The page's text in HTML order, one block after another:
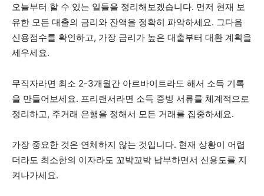
오늘부터 할 수 있는 일들을 정리해보겠습니다. 먼저 현재 보
유한 모든 대출의 금리와 잔액을 정확히 파악하세요. 그다음
신용점수를 확인하고, 가장 금리가 높은 대출부터 대환 계획을
세우세요.
무직자라면 최소 2-3개월간 아르바이트라도 해서 소득 기록
을 만들어보세요. 프리랜서라면 소득 증빙 서류를 체계적으로
정리하고, 주거래 은행을 정해서 모든 거래를 집중하세요.
가장 중요한 것은 연체하지 않는 것입니다. 현재 상황이 어렵
더라도 최소한의 이자라도 꼬박꼬박 납부하면서 신용도를 지
켜나가세요.